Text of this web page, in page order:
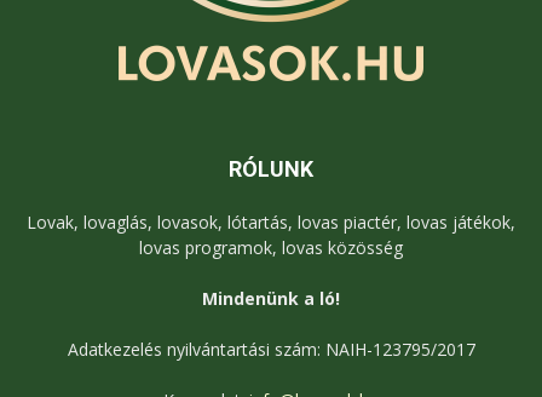
RÓLUNK
Lovak, lovaglás, lovasok, lótartás, lovas piactér, lovas játékok,
lovas programok, lovas közösség
Mindenünk a ló!
Adatkezelés nyilvántartási szám: NAIH-123795/2017